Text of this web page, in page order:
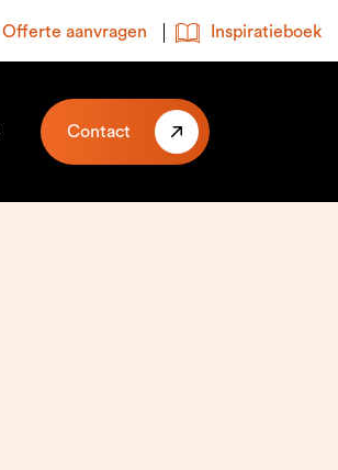
Offerte aanvragen Inspiratieboek
Contact